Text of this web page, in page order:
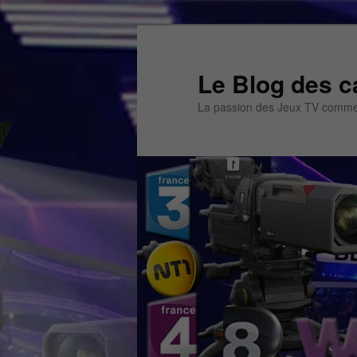
Aller
Le Blog des
La passion des Jeux TV